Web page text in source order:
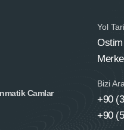
Camlar
Yol
Ostim
Bizi
+90
+90